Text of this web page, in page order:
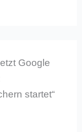
Google
startet“